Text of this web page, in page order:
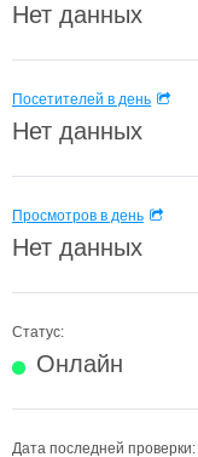
Нет данных
Посетителей в день
Нет данных
Просмотров в день
Нет данных
Статус:
Онлайн
Дата последней проверки: